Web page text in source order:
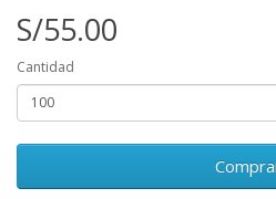
S/55.00
Cantidad